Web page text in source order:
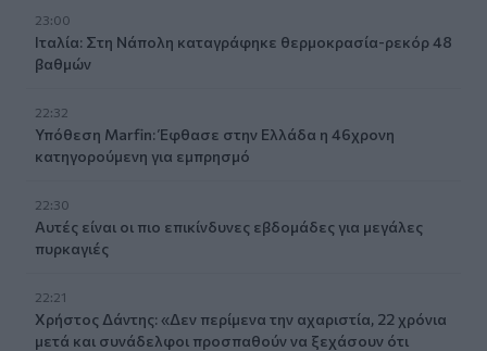
23:00
Ιταλία: Στη Νάπολη καταγράφηκε θερμοκρασία-ρεκόρ 48
βαθμών
22:32
Υπόθεση Marfin: Έφθασε στην Ελλάδα η 46χρονη
κατηγορούμενη για εμπρησμό
22:30
Αυτές είναι οι πιο επικίνδυνες εβδομάδες για μεγάλες
πυρκαγιές
22:21
Χρήστος Δάντης: «Δεν περίμενα την αχαριστία, 22 χρόνια
μετά και συνάδελφοι προσπαθούν να ξεχάσουν ότι